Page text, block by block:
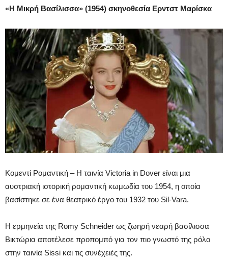
«Η Μικρή Βασίλισσα» (1954) σκηνοθεσία Ερντστ Μαρίσκα
Κομεντί Ρομαντική – Η ταινία Victoria in Dover είναι μια
αυστριακή ιστορική ρομαντική κωμωδία του 1954, η οποία
βασίστηκε σε ένα θεατρικό έργο του 1932 του Sil-Vara.
Η ερμηνεία της Romy Schneider ως ζωηρή νεαρή βασίλισσα
Βικτώρια αποτέλεσε προπομπό για τον πιο γνωστό της ρόλο
στην ταινία Sissi και τις συνέχειές της.